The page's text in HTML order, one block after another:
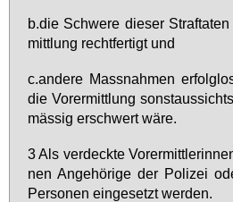
b.​die Schwe­re die­ser
mitt­lung recht­fer­tigt und
c.​andere Mass­nah­men
die Vor­er­mitt­lung
mäs­sig er­schwert wä­re.
3 Als ver­deck­te
nen An­ge­hö­ri­ge der Po­li­zei
Per­so­nen ein­ge­setzt wer­den.